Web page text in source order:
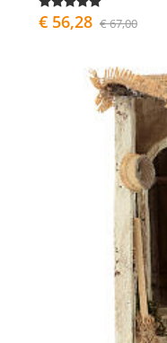
€ 56,28 € 67,00